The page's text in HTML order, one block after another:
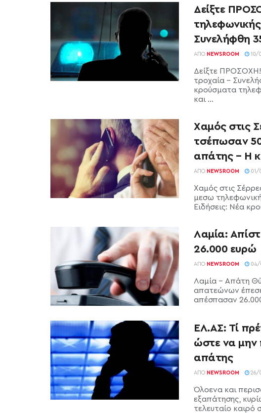
Δείξτε
Συνελήφθη
ΑΠΌ NEWSROOM 10/
Δείξτε
τροχαία -
κρούσματα
και ...
Χαμός στις
τσέπωσαν
απάτης – Η
ΑΠΌ NEWSROOM 01/
Χαμός στις
μεσω
Ειδήσεις: Nέα
Λαμία:
26.000 ευρώ
ΑΠΌ NEWSROOM 04/
Λαμία - Απάτη
απατεώνων
απέσπασαν
ΕΛ.ΑΣ: Τί
ώστε να μην
απάτης
ΑΠΌ NEWSROOM 26/
Όλοενα και
εξαπάτησης,
τελευταίο καιρό